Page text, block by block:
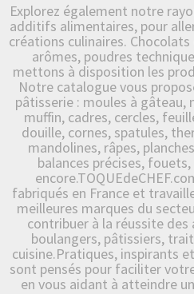
Explorez également notre
additifs alimentaires, pour
créations culinaires.
arômes, poudres
mettons à disposition les
Notre catalogue vous
pâtisserie : moules à gâteau,
muffin, cadres, cercles,
douille, cornes, spatules,
mandolines, râpes,
balances précises,
fabriqués en France et
meilleures marques du
contribuer à la réussite
boulangers, pâtissiers,
cuisine.Pratiques, inspirants
sont pensés pour faciliter
en vous aidant à atteindre